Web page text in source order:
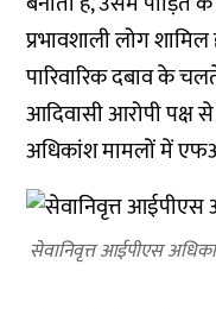
प्रभावशाली लोग
पारिवारिक दबाव के
आदिवासी आरोपी
अधिकांश मामलों में
सेवानिवृत्त आईपीएस